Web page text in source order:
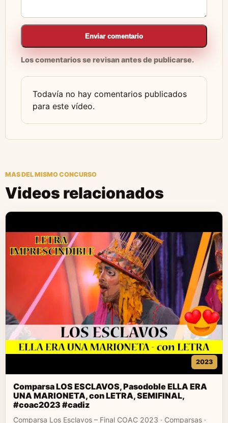
Enviar comentario
Los comentarios se revisan antes de publicarse.
Todavía no hay comentarios publicados
para este vídeo.
MAS DEL MISMO CONCURSO
Videos relacionados
2023
Comparsa LOS ESCLAVOS, Pasodoble ELLA ERA
UNA MARIONETA, con LETRA, SEMIFINAL,
#coac2023 #cadiz
Comparsa Los Esclavos – Final COAC 2023 · Comparsas ·